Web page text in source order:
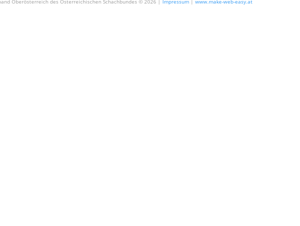
Oberösterreich des Österreichischen Schachbundes © 2026 | Impressum | www.make-web-easy.at